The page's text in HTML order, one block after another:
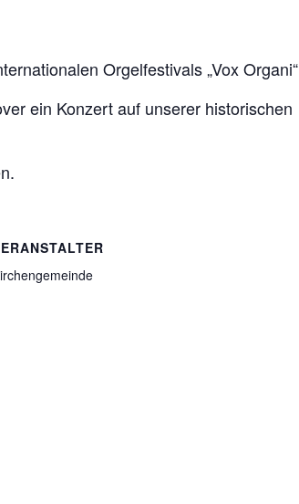
Orgelfestivals „Vox Organi“
ein Konzert auf unserer historischen